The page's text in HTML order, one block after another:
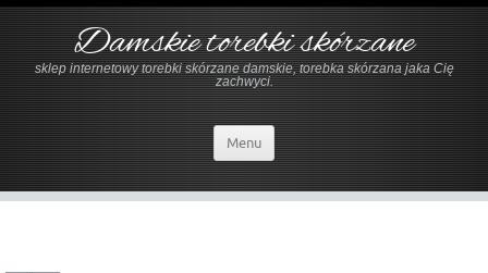
Damskie torebki skórzane
sklep internetowy torebki skórzane damskie, torebka skórzana jaka Cię
zachwyci.
Menu